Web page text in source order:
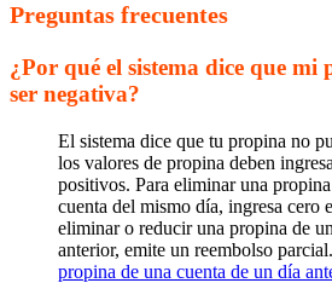
Preguntas frecuentes
¿Por qué el sistema dice que mi
ser negativa?
El sistema dice que tu propina no
los valores de propina deben
positivos. Para eliminar una
cuenta del mismo día, ingresa cero
eliminar o reducir una propina de
anterior, emite un reembolso
propina de una cuenta de un día